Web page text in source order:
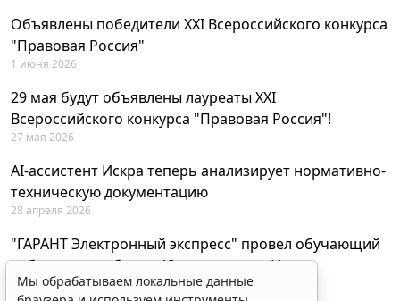
Объявлены победители XXI Всероссийского конкурса
"Правовая Россия"
1 июня 2026
29 мая будут объявлены лауреаты XXI
Всероссийского конкурса "Правовая Россия"!
27 мая 2026
AI-ассистент Искра теперь анализирует нормативно-
техническую документацию
28 апреля 2026
"ГАРАНТ Электронный экспресс" провел обучающий
вебинар по работе с AI-ассистентом Искра
23 апреля 2026
Мы обрабатываем локальные данные